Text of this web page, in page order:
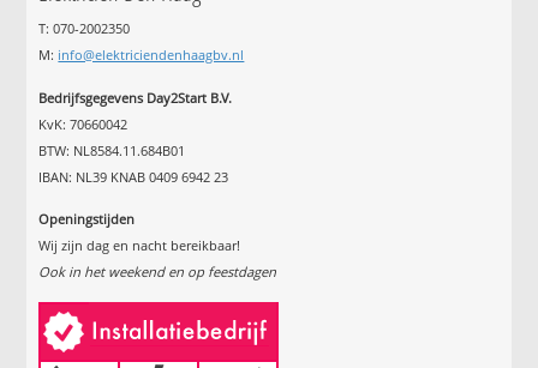
T: 070-2002350
M: info@elektriciendenhaagbv.nl
Bedrijfsgegevens Day2Start B.V.
KvK: 70660042
BTW: NL8584.11.684B01
IBAN: NL39 KNAB 0409 6942 23
Openingstijden
Wij zijn dag en nacht bereikbaar!
Ook in het weekend en op feestdagen